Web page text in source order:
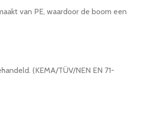
van PE, waardoor de boom een
(KEMA/TÜV/NEN EN 71-